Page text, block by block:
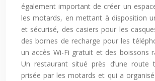
également important de créer un
les motards, en mettant à disposition
et sécurisé, des casiers pour les
des bornes de recharge pour les
un accès Wi-Fi gratuit et des boissons
Un restaurant situé près d’une route
prisée par les motards et qui a